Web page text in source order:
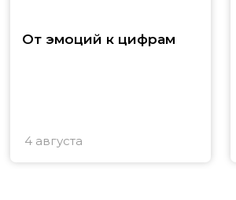
От эмоций к цифрам
4 августа